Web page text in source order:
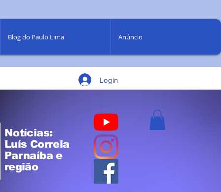
Blog do Paulo Lima Anúncio
Login
Notícias:
Luís Correia
Parnaíba e
região